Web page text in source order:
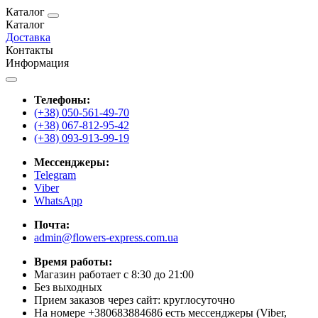
Каталог
Каталог
Доставка
Контакты
Информация
Телефоны:
(+38) 050-561-49-70
(+38) 067-812-95-42
(+38) 093-913-99-19
Мессенджеры:
Telegram
Viber
WhatsApp
Почта:
admin@flowers-express.com.ua
Время работы:
Магазин работает с 8:30 до 21:00
Без выходных
Прием заказов через сайт: круглосуточно
На номере +380683884686 есть мессенджеры (Viber,